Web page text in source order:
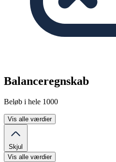
Balanceregnskab
Beløb i hele 1000
Vis alle værdier
Skjul
Vis alle værdier